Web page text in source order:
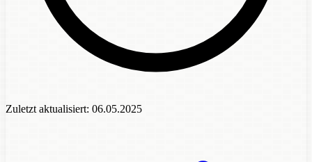
Zuletzt aktualisiert: 06.05.2025